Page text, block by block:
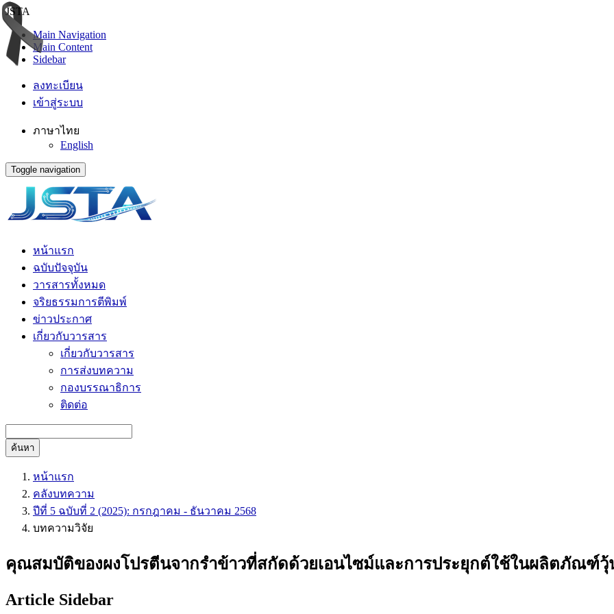
JSTA
Main Navigation
Main Content
Sidebar
ลงทะเบียน
เข้าสู่ระบบ
ภาษาไทย
English
Toggle navigation
หน้าแรก
ฉบับปัจจุบัน
วารสารทั้งหมด
จริยธรรมการตีพิมพ์
ข่าวประกาศ
เกี่ยวกับวารสาร
เกี่ยวกับวารสาร
การส่งบทความ
กองบรรณาธิการ
ติดต่อ
ค้นหา
หน้าแรก
คลังบทความ
ปีที่ 5 ฉบับที่ 2 (2025): กรกฎาคม - ธันวาคม 2568
บทความวิจัย
คุณสมบัติของผงโปรตีนจากรำข้าวที่สกัดด้วยเอนไซม์และการประยุกต์ใช้ในผลิตภัณฑ์วุ้
Article Sidebar